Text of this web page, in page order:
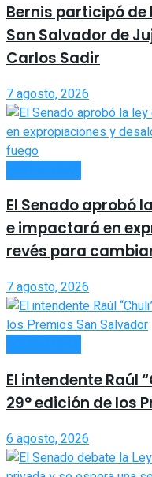
Bernis participó
San Salvador de
Carlos Sadir
7 agosto, 2026
El Senado aprobó
e impactará en
revés para
7 agosto, 2026
El intendente Raúl
29° edición de los
6 agosto, 2026